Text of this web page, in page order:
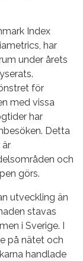
Index
har
under årets
för
med vissa
har
Detta
och
görs.
utveckling än
stavas
i Sverige. I
på nätet och
handlade